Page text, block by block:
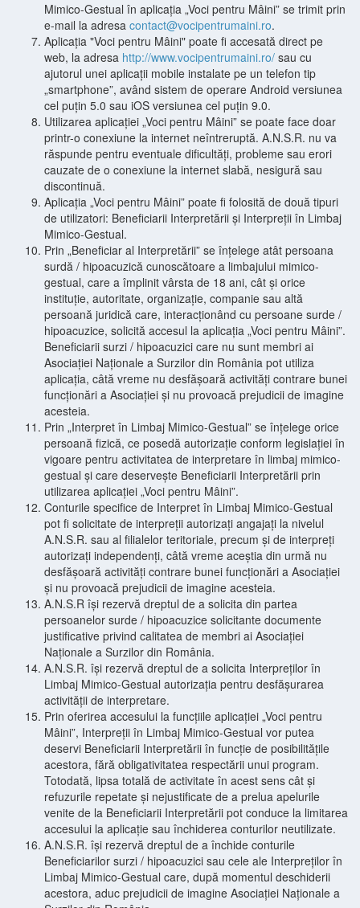
Mimico-Gestual în aplicația „Voci pentru Mâini” se trimit prin
e-mail la adresa contact@vocipentrumaini.ro.
Aplicația "Voci pentru Mâini" poate fi accesată direct pe
web, la adresa http://www.vocipentrumaini.ro/ sau cu
ajutorul unei aplicații mobile instalate pe un telefon tip
„smartphone”, având sistem de operare Android versiunea
cel puțin 5.0 sau iOS versiunea cel puțin 9.0.
Utilizarea aplicației „Voci pentru Mâini” se poate face doar
printr-o conexiune la internet neîntreruptă. A.N.S.R. nu va
răspunde pentru eventuale dificultăți, probleme sau erori
cauzate de o conexiune la internet slabă, nesigură sau
discontinuă.
Aplicația „Voci pentru Mâini” poate fi folosită de două tipuri
de utilizatori: Beneficiarii Interpretării și Interpreții în Limbaj
Mimico-Gestual.
Prin „Beneficiar al Interpretării” se înțelege atât persoana
surdă / hipoacuzică cunoscătoare a limbajului mimico-
gestual, care a împlinit vârsta de 18 ani, cât și orice
instituție, autoritate, organizație, companie sau altă
persoană juridică care, interacționând cu persoane surde /
hipoacuzice, solicită accesul la aplicația „Voci pentru Mâini”.
Beneficiarii surzi / hipoacuzici care nu sunt membri ai
Asociației Naționale a Surzilor din România pot utiliza
aplicația, câtă vreme nu desfășoară activități contrare bunei
funcționări a Asociației și nu provoacă prejudicii de imagine
acesteia.
Prin „Interpret în Limbaj Mimico-Gestual” se înțelege orice
persoană fizică, ce posedă autorizație conform legislației în
vigoare pentru activitatea de interpretare în limbaj mimico-
gestual și care deservește Beneficiarii Interpretării prin
utilizarea aplicației „Voci pentru Mâini”.
Conturile specifice de Interpret în Limbaj Mimico-Gestual
pot fi solicitate de interpreții autorizați angajați la nivelul
A.N.S.R. sau al filialelor teritoriale, precum și de interpreți
autorizați independenți, câtă vreme aceștia din urmă nu
desfășoară activități contrare bunei funcționări a Asociației
și nu provoacă prejudicii de imagine acesteia.
A.N.S.R își rezervă dreptul de a solicita din partea
persoanelor surde / hipoacuzice solicitante documente
justificative privind calitatea de membri ai Asociației
Naționale a Surzilor din România.
A.N.S.R. își rezervă dreptul de a solicita Interpreților în
Limbaj Mimico-Gestual autorizația pentru desfășurarea
activității de interpretare.
Prin oferirea accesului la funcțiile aplicației „Voci pentru
Mâini”, Interpreții în Limbaj Mimico-Gestual vor putea
deservi Beneficiarii Interpretării în funcție de posibilitățile
acestora, fără obligativitatea respectării unui program.
Totodată, lipsa totală de activitate în acest sens cât și
refuzurile repetate și nejustificate de a prelua apelurile
venite de la Beneficiarii Interpretării pot conduce la limitarea
accesului la aplicație sau închiderea conturilor neutilizate.
A.N.S.R. își rezervă dreptul de a închide conturile
Beneficiarilor surzi / hipoacuzici sau cele ale Interpreților în
Limbaj Mimico-Gestual care, după momentul deschiderii
acestora, aduc prejudicii de imagine Asociației Naționale a